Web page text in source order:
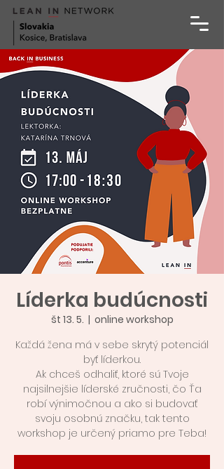
Líderka budúcnosti
št 13. 5.
  |
online workshop
Každá žena má v sebe skrytý potenciál
byť líderkou.
Ak chceš odhaliť, ktoré sú Tvoje
najsilnejšie líderské zručnosti, čo Ťa
robí výnimočnou a ako si budovať
svoju osobnú značku, tak tento
workshop je určený priamo pre Teba!